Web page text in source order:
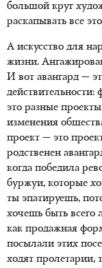
большой круг
раскапывать все
А искусство для
жизни.
И вот авангард —
это разные
изменения
проект — это
родственен
когда победила
буржуи, которые
ты эпатируешь,
хочешь быть всего
как продажная
посылали этих
ходят пролетарии,